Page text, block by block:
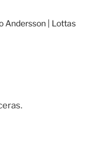
Andersson | Lottas